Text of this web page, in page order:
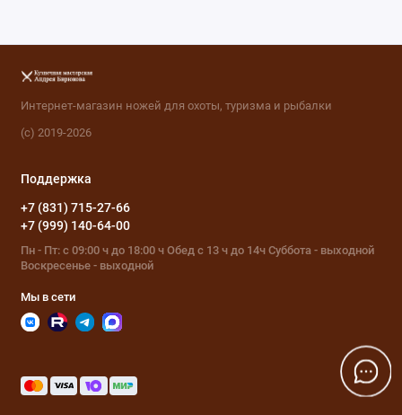
Интернет-магазин ножей для охоты, туризма и рыбалки
(с) 2019-2026
Поддержка
+7 (831) 715-27-66
+7 (999) 140-64-00
Пн - Пт: с 09:00 ч до 18:00 ч Обед с 13 ч до 14ч Суббота - выходной
Воскресенье - выходной
Мы в сети